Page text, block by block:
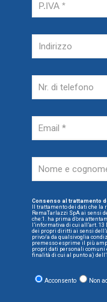
Consenso al trattamento
Il trattamento dei dati che
RemaTarlazzi SpA ai sensi
che:1. ha prima d’ora
l’informativa di cui all’art. 13
dei propri diritti ai sensi
privo/a da qualsivoglia
premesso esprime il più
propri dati personali comuni
finalità di cui al punto a)
Acconsento Non